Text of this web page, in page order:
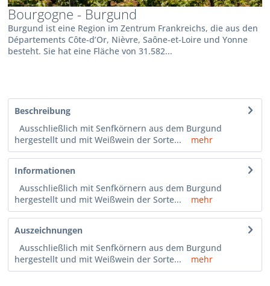
Bourgogne - Burgund
Burgund ist eine Region im Zentrum Frankreichs, die aus den
Départements Côte-d’Or, Nièvre, Saône-et-Loire und Yonne
besteht. Sie hat eine Fläche von 31.582...
Beschreibung
Ausschließlich mit Senfkörnern aus dem Burgund
hergestellt und mit Weißwein der Sorte...
mehr
Informationen
Ausschließlich mit Senfkörnern aus dem Burgund
hergestellt und mit Weißwein der Sorte...
mehr
Auszeichnungen
Ausschließlich mit Senfkörnern aus dem Burgund
hergestellt und mit Weißwein der Sorte...
mehr